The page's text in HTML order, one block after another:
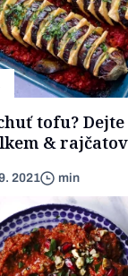
tofu?
&
2021 min